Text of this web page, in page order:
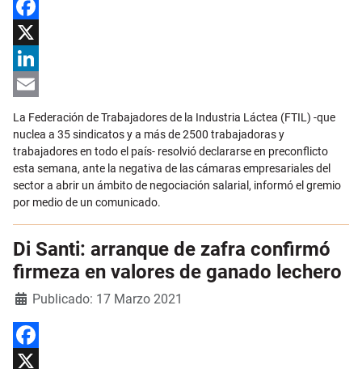
Facebook
X
LinkedIn
La Federación de Trabajadores de la Industria Láctea (FTIL) -que
nuclea a 35 sindicatos y a más de 2500 trabajadoras y
trabajadores en todo el país- resolvió declararse en preconflicto
esta semana, ante la negativa de las cámaras empresariales del
sector a abrir un ámbito de negociación salarial, informó el gremio
por medio de un comunicado.
Di Santi: arranque de zafra confirmó
firmeza en valores de ganado lechero
DetallesPublicado: 17 Marzo 2021
Facebook